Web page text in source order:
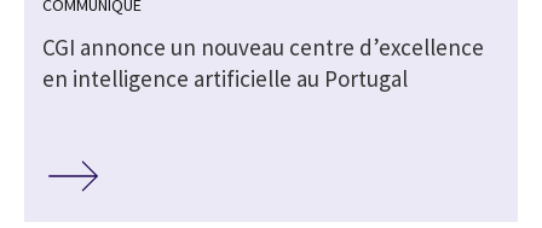
COMMUNIQUÉ
CGI annonce un nouveau centre d’excellence
en intelligence artificielle au Portugal